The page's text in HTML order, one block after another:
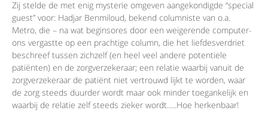
Zij stelde de met enig mysterie omgeven aangekondigde “special
guest” voor: Hadjar Benmiloud, bekend columniste van o.a.
Metro, die – na wat beginsores door een weigerende computer-
ons vergastte op een prachtige column, die het liefdesverdriet
beschreef tussen zichzelf (en heel veel andere potentiele
patiënten) en de zorgverzekeraar; een relatie waarbij vanuit de
zorgverzekeraar de patiënt niet vertrouwd lijkt te worden, waar
de zorg steeds duurder wordt maar ook minder toegankelijk en
waarbij de relatie zelf steeds zieker wordt…..Hoe herkenbaar!